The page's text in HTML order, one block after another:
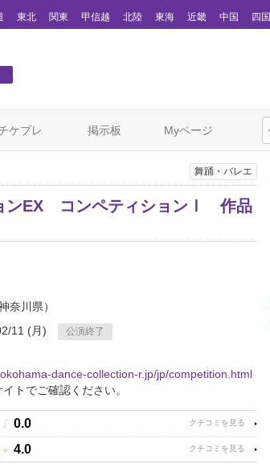
東北 関東 甲信越 北陸 東海 近畿 中国 四国
ケプレ 掲示板 Myページ
舞踊・バレエ
ンEX コンペティションⅠ 作品
神奈川県）
11 (月)
公演終了
dance-collection-r.jp/jp/competition.html
トでご確認ください。
♪ 0.0
★ 4.0